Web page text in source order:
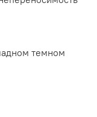
темном